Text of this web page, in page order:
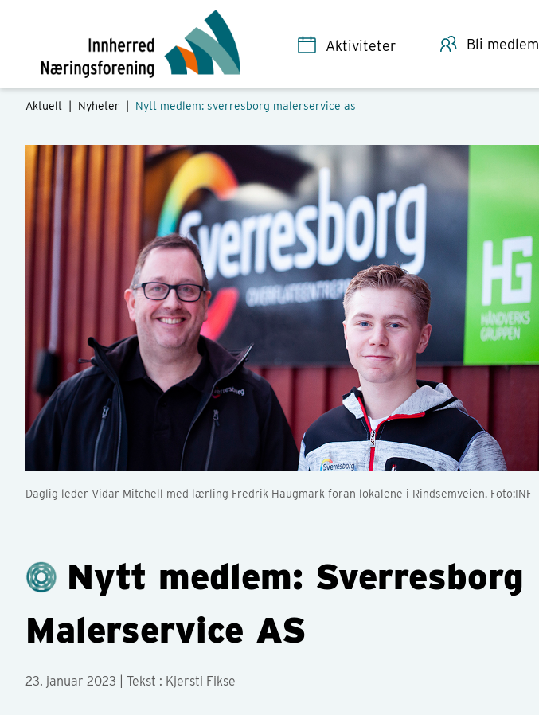
Aktiviteter Bli medlem
Aktuelt | Nyheter Nytt medlem: sverresborg malerservice as
Daglig leder Vidar Mitchell med lærling Fredrik Haugmark foran lokalene i Rindsemveien. Foto:INF
Nytt medlem: Sverresborg
Malerservice AS
23. januar 2023 | Tekst : Kjersti Fikse